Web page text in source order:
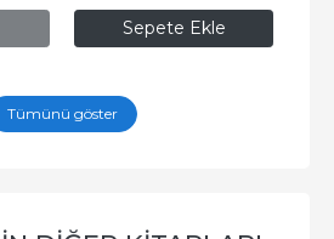
Sepete Ekle
Tümünü göster